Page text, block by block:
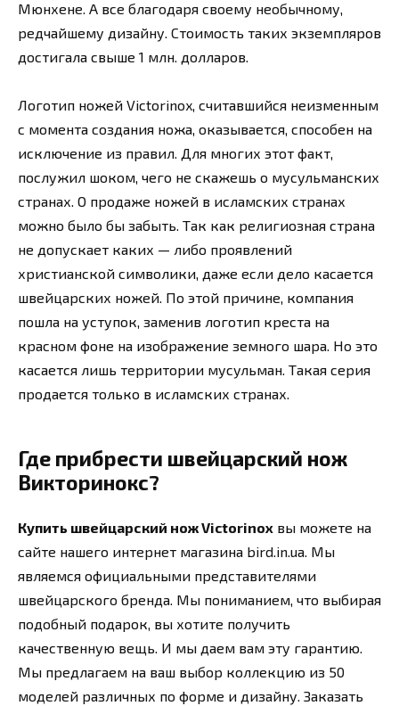
Мюнхене. А все благодаря своему необычному,
редчайшему дизайну. Стоимость таких экземпляров
достигала свыше 1 млн. долларов.
Логотип ножей Victorinox, считавшийся неизменным
с момента создания ножа, оказывается, способен на
исключение из правил. Для многих этот факт,
послужил шоком, чего не скажешь о мусульманских
странах. О продаже ножей в исламских странах
можно было бы забыть. Так как религиозная страна
не допускает каких — либо проявлений
христианской символики, даже если дело касается
швейцарских ножей. По этой причине, компания
пошла на уступок, заменив логотип креста на
красном фоне на изображение земного шара. Но это
касается лишь территории мусульман. Такая серия
продается только в исламских странах.
Где прибрести швейцарский нож
Викторинокс?
Купить швейцарский нож Victorinox вы можете на
сайте нашего интернет магазина bird.in.ua. Мы
являемся официальными представителями
швейцарского бренда. Мы пониманием, что выбирая
подобный подарок, вы хотите получить
качественную вещь. И мы даем вам эту гарантию.
Мы предлагаем на ваш выбор коллекцию из 50
моделей различных по форме и дизайну. Заказать